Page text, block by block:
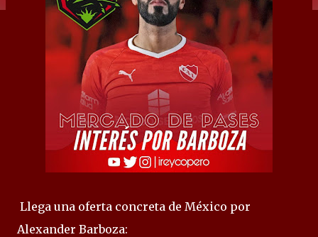
Llega una oferta concreta de México por
Alexander Barboza: